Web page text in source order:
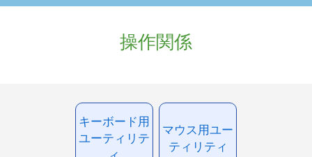
操作関係
キーボード用
ユーティリテ
マウス用ユー
ティリティ